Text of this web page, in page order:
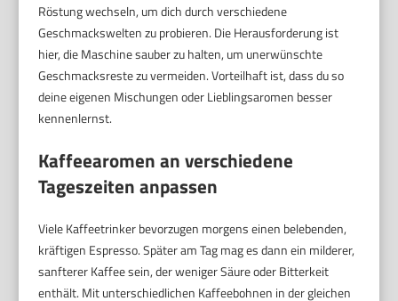
Röstung wechseln, um dich durch verschiedene
Geschmackswelten zu probieren. Die Herausforderung ist
hier, die Maschine sauber zu halten, um unerwünschte
Geschmacksreste zu vermeiden. Vorteilhaft ist, dass du so
deine eigenen Mischungen oder Lieblingsaromen besser
kennenlernst.
Kaffeearomen an verschiedene
Tageszeiten anpassen
Viele Kaffeetrinker bevorzugen morgens einen belebenden,
kräftigen Espresso. Später am Tag mag es dann ein milderer,
sanfterer Kaffee sein, der weniger Säure oder Bitterkeit
enthält. Mit unterschiedlichen Kaffeebohnen in der gleichen